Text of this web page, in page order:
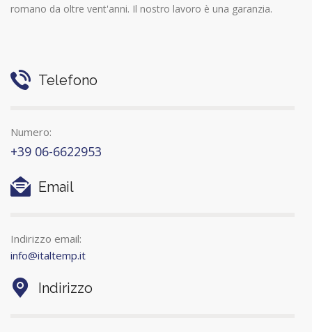
romano da oltre vent'anni. Il nostro lavoro è una garanzia.
Telefono
Numero:
+39 06-6622953
Email
Indirizzo email:
info@italtemp.it
Indirizzo